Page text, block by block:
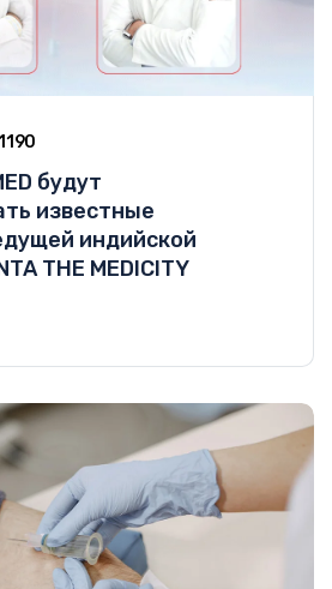
будут
известные
индийской
THE MEDICITY